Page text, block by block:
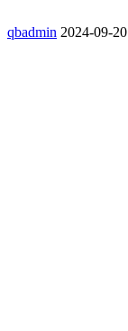
qbadmin 2024-09-20